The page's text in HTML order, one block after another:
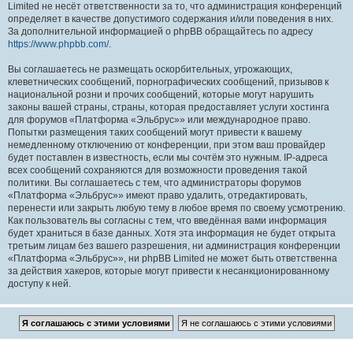
Limited не несёт ответственности за то, что администрация конференций
определяет в качестве допустимого содержания и/или поведения в них.
За дополнительной информацией о phpBB обращайтесь по адресу
https://www.phpbb.com/.
Вы соглашаетесь не размещать оскорбительных, угрожающих,
клеветнических сообщений, порнографических сообщений, призывов к
национальной розни и прочих сообщений, которые могут нарушить
законы вашей страны, страны, которая предоставляет услуги хостинга
для форумов «Платформа «Эльбрус»» или международное право.
Попытки размещения таких сообщений могут привести к вашему
немедленному отключению от конференции, при этом ваш провайдер
будет поставлен в известность, если мы сочтём это нужным. IP-адреса
всех сообщений сохраняются для возможности проведения такой
политики. Вы соглашаетесь с тем, что администраторы форумов
«Платформа «Эльбрус»» имеют право удалить, отредактировать,
перенести или закрыть любую тему в любое время по своему усмотрению.
Как пользователь вы согласны с тем, что введённая вами информация
будет храниться в базе данных. Хотя эта информация не будет открыта
третьим лицам без вашего разрешения, ни администрация конференции
«Платформа «Эльбрус»», ни phpBB Limited не может быть ответственна
за действия хакеров, которые могут привести к несанкционированному
доступу к ней.